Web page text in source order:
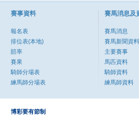
賽事資料
報名表
排位表(本地)
賠率
賽果
騎師分場表
練馬師分場表
賽馬消息及
賽馬消息
賽馬新聞資
主要賽事
馬匹資料
騎師資料
練馬師資料
博彩要有節制